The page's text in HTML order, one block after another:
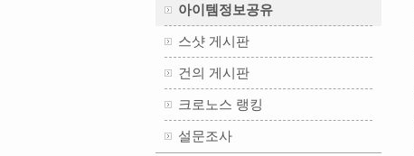
아이템정보공유
스샷 게시판
건의 게시판
크로노스 랭킹
설문조사